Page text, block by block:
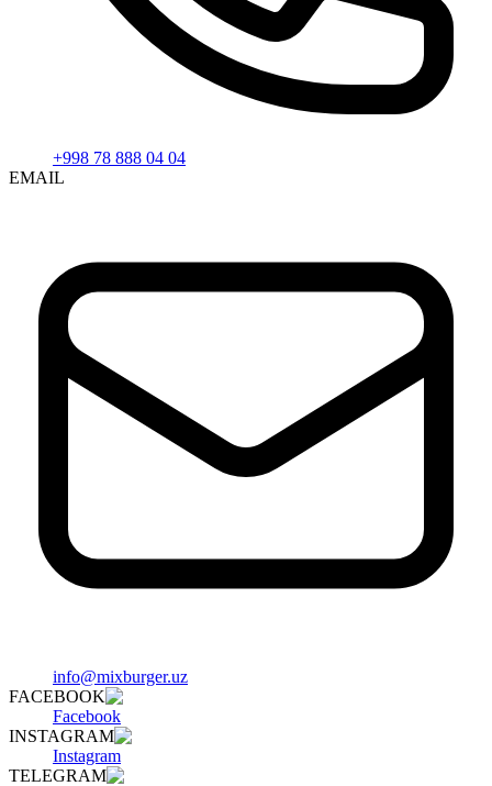
+998 78 888 04 04
EMAIL
info@mixburger.uz
FACEBOOK
Facebook
INSTAGRAM
Instagram
TELEGRAM